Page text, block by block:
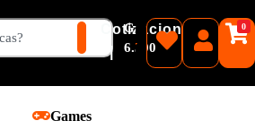
Cotizacion
|
₲
6.500Guaranies
0
Games